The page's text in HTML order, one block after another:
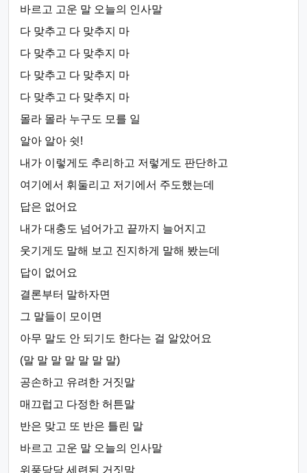
바르고 고운 말 오늘의 인사말
다 맞추고 다 맞추지 마
다 맞추고 다 맞추지 마
다 맞추고 다 맞추지 마
다 맞추고 다 맞추지 마
몰라 몰라 누구도 모를 일
알아 알아 쉿!
내가 이렇게도 추리하고 저렇게도 판단하고
여기에서 휘둘리고 저기에서 주도했는데
답은 없어요
내가 대충도 넘어가고 끝까지 늘어지고
웃기게도 말해 보고 진지하게 말해 봤는데
답이 없어요
결론부터 말하자면
그 말들이 모이면
아무 말도 안 되기도 한다는 걸 알았어요
(말 말 말 말 말 말 말)
공손하고 유려한 거짓말
매끄럽고 다정한 허튼말
반은 맞고 또 반은 틀린 말
바르고 고운 말 오늘의 인사말
위풍당당 세련된 거짓말